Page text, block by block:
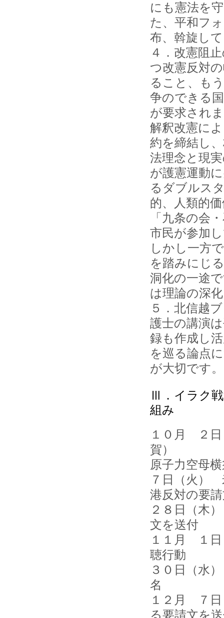
にも憲法を
た、平和フ
布、斡旋し
４．改憲阻
つ改憲反対
ること、も
争のできる
が要求され
解釈改憲に
約を締結し
法理念と現
が護憲運動
るダブルス
的、人類的
「九条の会
市民が参加
しかし一方
を踏みにじ
洞化の一途
は理論の深
５．北信越
護士の講演
録も作成し
を巡る論点
が大切です。
Ⅲ．イラク
組み
１０月 ２日
賀）
原子力空母
７日（火）
港反対の要
２８日（木
文を送付
１１月 １日
聴行動
３０日（水
名 ４
１２月 ７日
る要請文を